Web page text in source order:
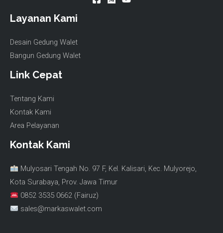
Layanan Kami
Desain Gedung Walet
Bangun Gedung Walet
Link Cepat
Tentang Kami
Kontak Kami
Area Pelayanan
Kontak Kami
Mulyosari Tengah No. 97 F, Kel. Kalisari, Kec. Mulyorejo,
Kota Surabaya, Prov. Jawa Timur
0852 3535 0662 (Fairuz)
sales@markaswalet.com